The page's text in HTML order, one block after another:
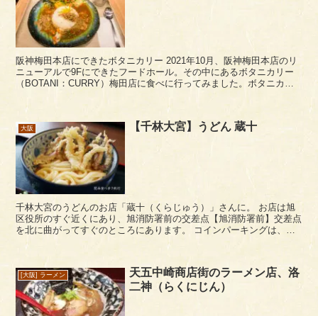
阪神梅田本店にできたボタニカリー 2021年10月、阪神梅田本店のリ
ニューアルで9Fにできたフードホール。その中にあるボタニカリー
（BOTANI：CURRY）梅田店に食べに行ってみました。ボタニカリ
大阪 【千林大宮】うどん 蔵十
千林大宮のうどんのお店「蔵十（くらじゅう）」さんに。 お店は旭
区役所のすぐ近くにあり、旭消防署前の交差点【旭消防署前】交差点
を北に曲がってすぐのところにあります。 コインパーキングは、少
[大阪] ラーメン
天五中崎商店街のラーメン店、洛
二神（らくにじん）